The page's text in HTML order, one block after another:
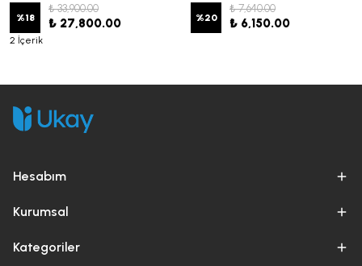
%18
₺ 33,900.00
₺ 27,800.00
2 İçerik
%20
₺ 7,640.00
₺ 6,150.00
Hesabım
Kurumsal
Kategoriler